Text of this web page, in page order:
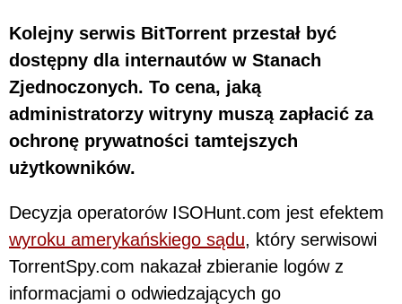
Kolejny serwis BitTorrent przestał być
dostępny dla internautów w Stanach
Zjednoczonych. To cena, jaką
administratorzy witryny muszą zapłacić za
ochronę prywatności tamtejszych
użytkowników.
Decyzja operatorów ISOHunt.com jest efektem
wyroku amerykańskiego sądu, który serwisowi
TorrentSpy.com nakazał zbieranie logów z
informacjami o odwiedzających go